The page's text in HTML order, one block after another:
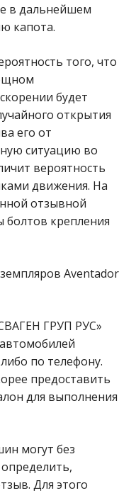
в дальнейшем
капота.
того, что
будет
открытия
его от
ситуацию во
вероятность
движения. На
отзывной
болтов крепления
ГРУП РУС»
по телефону.
предоставить
для выполнения
могут без
Для этого